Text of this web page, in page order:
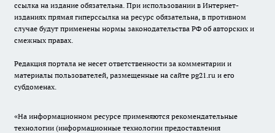
ссылка на издание обязательна. При использовании в Интернет-
изданиях прямая гиперссылка на ресурс обязательна, в противном
случае будут применены нормы законодательства РФ об авторских и
смежных правах.
Редакция портала не несет ответственности за комментарии и
материалы пользователей, размещенные на сайте pg21.ru и его
субдоменах.
«На информационном ресурсе применяются рекомендательные
технологии (информационные технологии предоставления